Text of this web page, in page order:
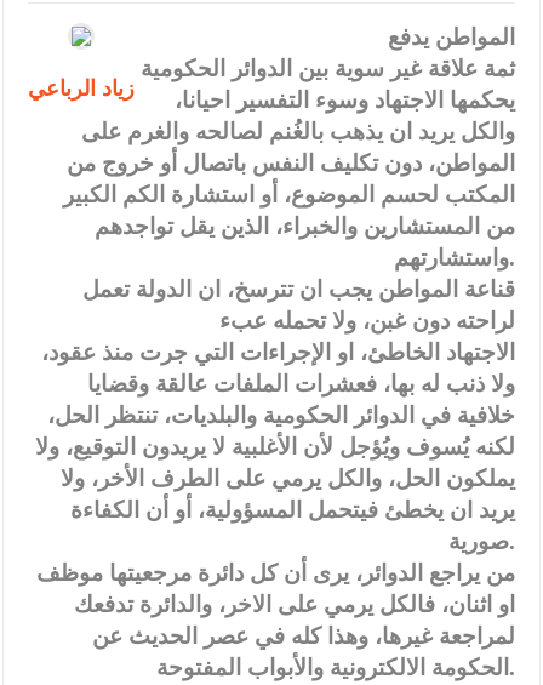
النواب يقر مشروع تعديل قانون الملكية العقارية
القاضي يلتقي رؤساء تحرير الصحف اليومية ويؤكد حرص مجلس النواب
على شراكة فاعلة مع الإعلام
دعوة المكلفين بخدمة العلم (الدفعة الثالثة) إلى مراجعة منصة خدمة
الملك يلتقي مجموعة من رفاق السلاح
الملك يتلقى اتصالا هاتفيا من العاهل البحريني
القاضي محمود أحمد فريحات.. مبارك ومزيدا من التوفيق
زياد الرباعي
المواطن يدفع
ثمة علاقة غير سوية بين الدوائر الحكومية
يحكمها الاجتهاد وسوء التفسير احيانا،
والكل يريد ان يذهب بالغُنم لصالحه والغرم على
المواطن، دون تكليف النفس باتصال أو خروج من
المكتب لحسم الموضوع، أو استشارة الكم الكبير
من المستشارين والخبراء، الذين يقل تواجدهم
واستشارتهم.
قناعة المواطن يجب ان تترسخ، ان الدولة تعمل
لراحته دون غبن، ولا تحمله عبء
الاجتهاد الخاطئ، او الإجراءات التي جرت منذ عقود،
ولا ذنب له بها، فعشرات الملفات عالقة وقضايا
خلافية في الدوائر الحكومية والبلديات، تنتظر الحل،
لكنه يُسوف ويُؤجل لأن الأغلبية لا يريدون التوقيع، ولا
يملكون الحل، والكل يرمي على الطرف الأخر، ولا
يريد ان يخطئ فيتحمل المسؤولية، أو أن الكفاءة
صورية.
من يراجع الدوائر، يرى أن كل دائرة مرجعيتها موظف
او اثنان، فالكل يرمي على الاخر، والدائرة تدفعك
لمراجعة غيرها، وهذا كله في عصر الحديث عن
الحكومة الالكترونية والأبواب المفتوحة.